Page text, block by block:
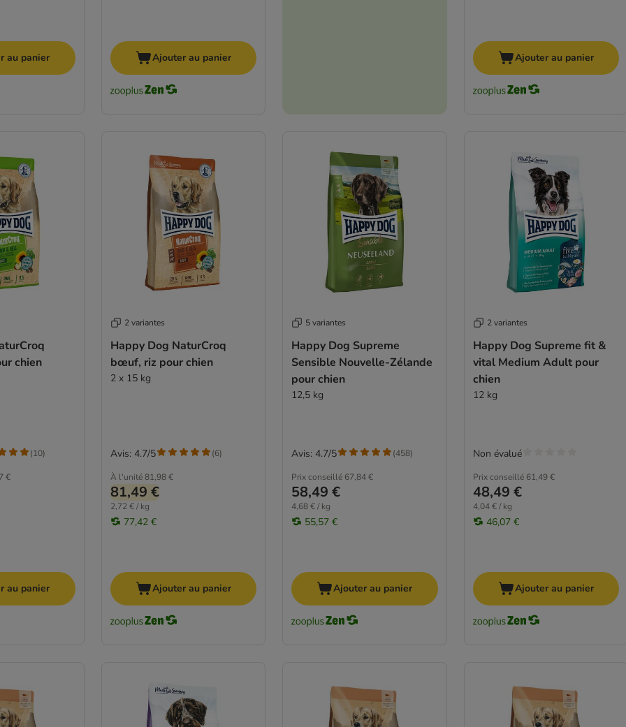
au panier Ajouter au panier Ajouter au panier
chien
€
(10)
au panier
2 variantes
Happy Dog NaturCroq
bœuf, riz pour chien
2 x 15 kg
À l'unité 81,98 €
81,49 €
2,72 € / kg
77,42 €
Avis: 4.7/5 (6)
Ajouter au panier
5 variantes
Happy Dog Supreme
Sensible Nouvelle-Zélande
pour chien
12,5 kg
Prix conseillé 67,84 €
58,49 €
4,68 € / kg
55,57 €
Avis: 4.7/5 (458)
Ajouter au panier
2 variantes
Happy Dog Supreme fit &
vital Medium Adult pour
chien
12 kg
Prix conseillé 61,49 €
48,49 €
4,04 € / kg
46,07 €
Non évalué
Ajouter au panier